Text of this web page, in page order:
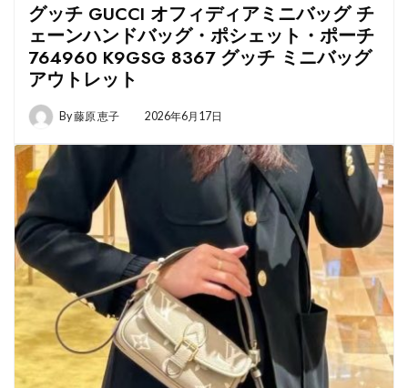
グッチ GUCCI オフィディアミニバッグ チ
ェーンハンドバッグ・ポシェット・ポーチ
764960 K9GSG 8367 グッチ ミニバッグ
アウトレット
By藤原 恵子 2026年6月17日